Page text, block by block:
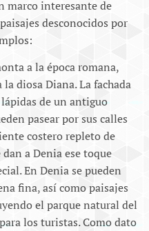
marco interesante de
desconocidos por
a la época romana,
diosa Diana. La fachada
de un antiguo
pasear por sus calles
costero repleto de
a Denia ese toque
En Denia se pueden
fina, así como paisajes
el parque natural del
los turistas. Como dato